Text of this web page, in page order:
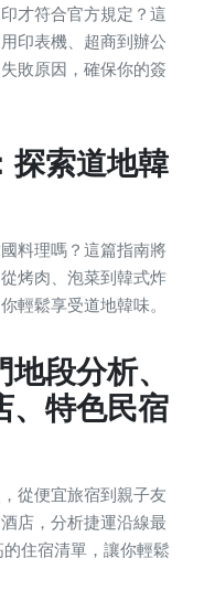
才符合官方規定？這
印表機、超商到辦公
敗原因，確保你的簽
探索道地韓
料理嗎？這篇指南將
烤肉、泡菜到韓式炸
輕鬆享受道地韓味。
段分析、
、特色民宿
從便宜旅宿到親子友
店，分析捷運沿線最
住宿清單，讓你輕鬆